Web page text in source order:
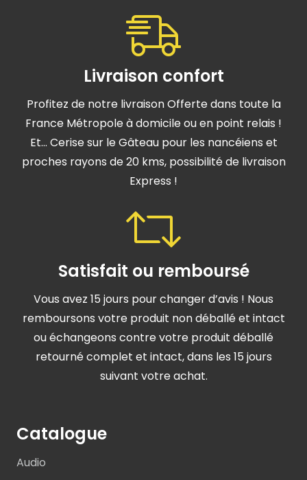
Livraison confort
Profitez de notre livraison Offerte dans toute la
France Métropole à domicile ou en point relais !
Et… Cerise sur le Gâteau pour les nancéiens et
proches rayons de 20 kms, possibilité de livraison
Express !
Satisfait ou remboursé
Vous avez 15 jours pour changer d’avis ! Nous
remboursons votre produit non déballé et intact
ou échangeons contre votre produit déballé
retourné complet et intact, dans les 15 jours
suivant votre achat.
Catalogue
Audio